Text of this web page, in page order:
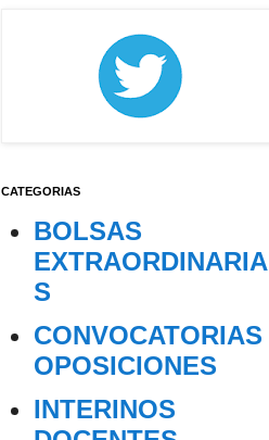
CATEGORIAS
BOLSAS
EXTRAORDINARIA
S
CONVOCATORIAS
OPOSICIONES
INTERINOS